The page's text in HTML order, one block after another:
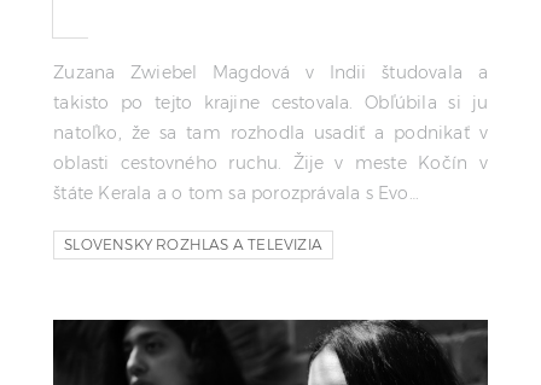
Zuzana Zwiebel Magdová v Indii študovala a
takisto po tejto krajine cestovala. Obľúbila si ju
natoľko, že sa tam rozhodla usadiť a podnikať v
oblasti cestovného ruchu. Žije v meste Kočín v
štáte Kerala a o tom sa porozprávala s Evo…
SLOVENSKY ROZHLAS A TELEVIZIA